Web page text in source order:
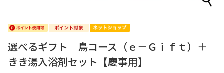
選べるギフト 鳥コース（ｅ－Ｇｉｆｔ）＋
きき湯入浴剤セット【慶事用】